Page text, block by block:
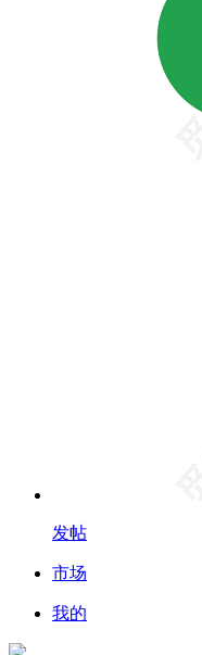
发帖
市场
我的